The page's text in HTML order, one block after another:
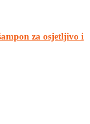
za osjetljivo i